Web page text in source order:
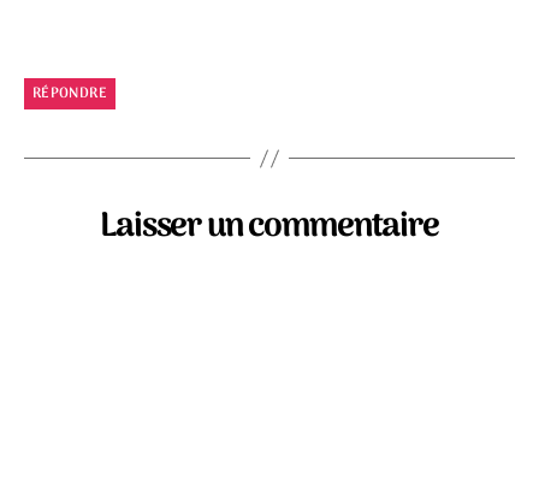
RÉPONDRE
Laisser un commentaire